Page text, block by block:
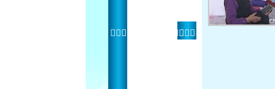
 